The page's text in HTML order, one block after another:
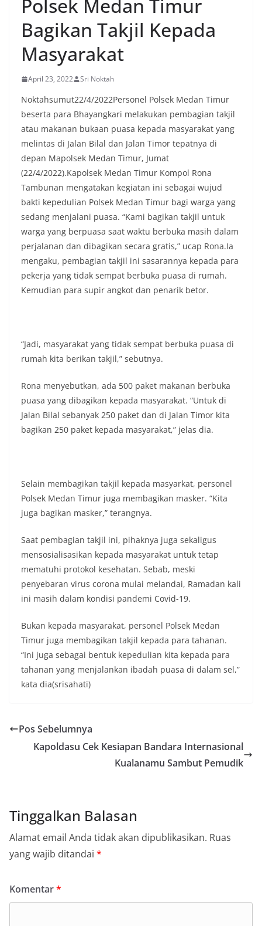
Polsek Medan Timur
Bagikan Takjil Kepada
Masyarakat
April 23, 2022 Sri Noktah
Noktahsumut22/4/2022Personel Polsek Medan Timur
beserta para Bhayangkari melakukan pembagian takjil
atau makanan bukaan puasa kepada masyarakat yang
melintas di Jalan Bilal dan Jalan Timor tepatnya di
depan Mapolsek Medan Timur, Jumat
(22/4/2022).Kapolsek Medan Timur Kompol Rona
Tambunan mengatakan kegiatan ini sebagai wujud
bakti kepedulian Polsek Medan Timur bagi warga yang
sedang menjalani puasa. “Kami bagikan takjil untuk
warga yang berpuasa saat waktu berbuka masih dalam
perjalanan dan dibagikan secara gratis,” ucap Rona.Ia
mengaku, pembagian takjil ini sasarannya kepada para
pekerja yang tidak sempat berbuka puasa di rumah.
Kemudian para supir angkot dan penarik betor.
“Jadi, masyarakat yang tidak sempat berbuka puasa di
rumah kita berikan takjil,” sebutnya.
Rona menyebutkan, ada 500 paket makanan berbuka
puasa yang dibagikan kepada masyarakat. “Untuk di
Jalan Bilal sebanyak 250 paket dan di Jalan Timor kita
bagikan 250 paket kepada masyarakat,” jelas dia.
Selain membagikan takjil kepada masyarkat, personel
Polsek Medan Timur juga membagikan masker. “Kita
juga bagikan masker,” terangnya.
Saat pembagian takjil ini, pihaknya juga sekaligus
mensosialisasikan kepada masyarakat untuk tetap
mematuhi protokol kesehatan. Sebab, meski
penyebaran virus corona mulai melandai, Ramadan kali
ini masih dalam kondisi pandemi Covid-19.
Bukan kepada masyarakat, personel Polsek Medan
Timur juga membagikan takjil kepada para tahanan.
“Ini juga sebagai bentuk kepedulian kita kepada para
tahanan yang menjalankan ibadah puasa di dalam sel,”
kata dia(srisahati)
Pos Sebelumnya
Kapoldasu Cek Kesiapan Bandara Internasional
Kualanamu Sambut Pemudik
Tinggalkan Balasan
Alamat email Anda tidak akan dipublikasikan. Ruas
yang wajib ditandai *
Komentar*